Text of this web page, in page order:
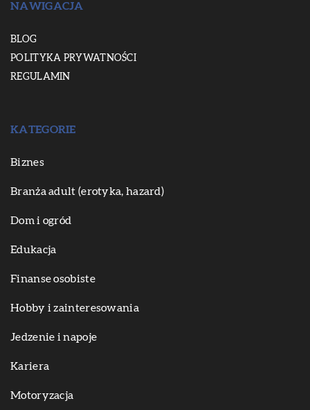
NAWIGACJA
BLOG
POLITYKA PRYWATNOŚCI
REGULAMIN
KATEGORIE
Biznes
Branża adult (erotyka, hazard)
Dom i ogród
Edukacja
Finanse osobiste
Hobby i zainteresowania
Jedzenie i napoje
Kariera
Motoryzacja